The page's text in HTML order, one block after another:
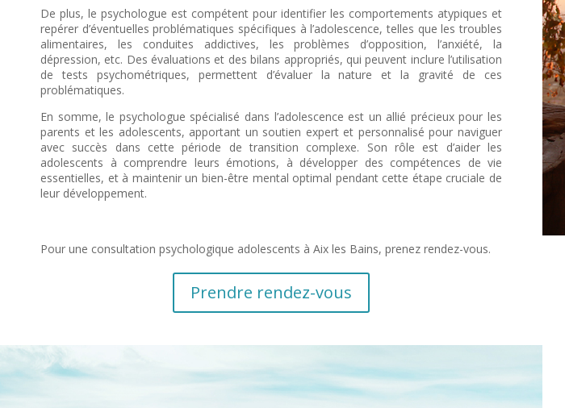
De plus, le psychologue est compétent pour identifier les comportements atypiques et
repérer d’éventuelles problématiques spécifiques à l’adolescence, telles que les troubles
alimentaires, les conduites addictives, les problèmes d’opposition, l’anxiété, la
dépression, etc. Des évaluations et des bilans appropriés, qui peuvent inclure l’utilisation
de tests psychométriques, permettent d’évaluer la nature et la gravité de ces
problématiques.
En somme, le psychologue spécialisé dans l’adolescence est un allié précieux pour les
parents et les adolescents, apportant un soutien expert et personnalisé pour naviguer
avec succès dans cette période de transition complexe. Son rôle est d’aider les
adolescents à comprendre leurs émotions, à développer des compétences de vie
essentielles, et à maintenir un bien-être mental optimal pendant cette étape cruciale de
leur développement.
Pour une consultation psychologique adolescents à Aix les Bains, prenez rendez-vous.
Prendre rendez-vous